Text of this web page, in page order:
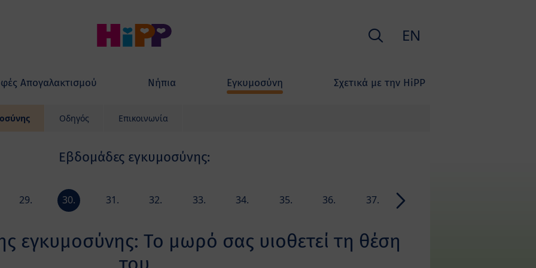
Απογαλακτισμού Νήπια Εγκυμοσύνη Σχετικά με την HiPP
Ερευνα
EN
Οδηγός Επικοινωνία
Εβδομάδες εγκυμοσύνης:
29.
30.
31.
32.
33.
34.
35.
36.
37.
εγκυμοσύνης: Το μωρό σας υιοθετεί τη θέση